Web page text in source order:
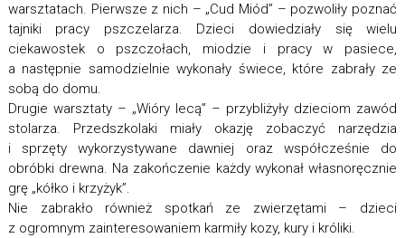
warsztatach. Pierwsze z nich – „Cud Miód” – pozwoliły poznać
tajniki pracy pszczelarza. Dzieci dowiedziały się wielu
ciekawostek o pszczołach, miodzie i pracy w pasiece,
a następnie samodzielnie wykonały świece, które zabrały ze
sobą do domu.
Drugie warsztaty – „Wióry lecą” – przybliżyły dzieciom zawód
stolarza. Przedszkolaki miały okazję zobaczyć narzędzia
i sprzęty wykorzystywane dawniej oraz współcześnie do
obróbki drewna. Na zakończenie każdy wykonał własnoręcznie
grę „kółko i krzyżyk”.
Nie zabrakło również spotkań ze zwierzętami – dzieci
z ogromnym zainteresowaniem karmiły kozy, kury i króliki.